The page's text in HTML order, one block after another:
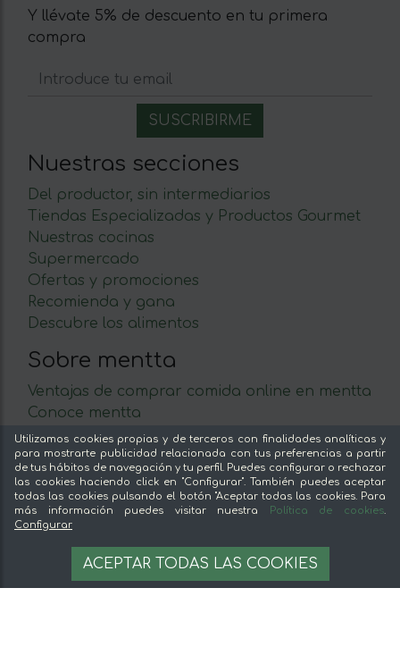
Y llévate 5% de descuento en tu primera
compra
Nuestras secciones
Del productor, sin intermediarios
Tiendas Especializadas y Productos Gourmet
Nuestras cocinas
Supermercado
Ofertas y promociones
Recomienda y gana
Descubre los alimentos
Sobre mentta
Ventajas de comprar comida online en mentta
Conoce mentta
Blog de mentta
Vende en mentta
Fidelización
Preguntas frecuentes
Legal
Aviso legal
Términos y condiciones
Utilizamos cookies propias y de terceros con finalidades analíticas y
para mostrarte publicidad relacionada con tus preferencias a partir
de tus hábitos de navegación y tu perfil. Puedes configurar o rechazar
las cookies haciendo click en "Configurar". También puedes aceptar
todas las cookies pulsando el botón "Aceptar todas las cookies. Para
más información puedes visitar nuestra
Política de cookies.
Configurar
ACEPTAR TODAS LAS COOKIES